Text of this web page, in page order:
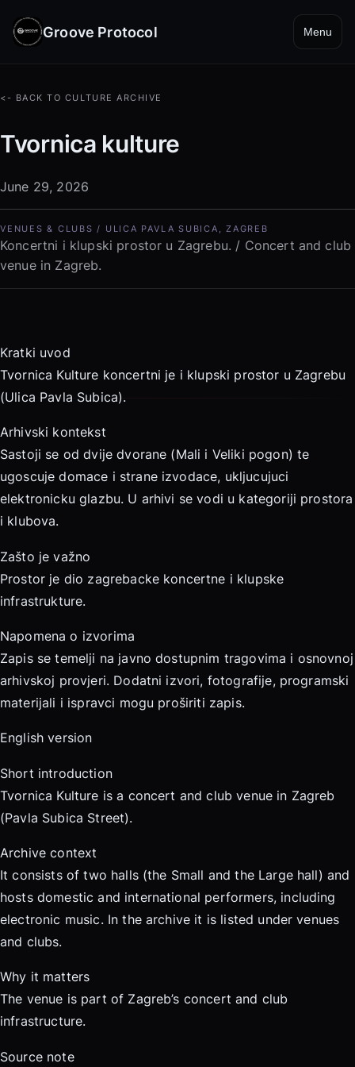
Groove Protocol Menu
<- BACK TO CULTURE ARCHIVE
Tvornica kulture
June 29, 2026
VENUES & CLUBS / ULICA PAVLA SUBICA, ZAGREB
Koncertni i klupski prostor u Zagrebu. / Concert and club
venue in Zagreb.
Kratki uvod
Tvornica Kulture koncertni je i klupski prostor u Zagrebu
(Ulica Pavla Subica).
Arhivski kontekst
Sastoji se od dvije dvorane (Mali i Veliki pogon) te
ugoscuje domace i strane izvodace, ukljucujuci
elektronicku glazbu. U arhivi se vodi u kategoriji prostora
i klubova.
Zašto je važno
Prostor je dio zagrebacke koncertne i klupske
infrastrukture.
Napomena o izvorima
Zapis se temelji na javno dostupnim tragovima i osnovnoj
arhivskoj provjeri. Dodatni izvori, fotografije, programski
materijali i ispravci mogu proširiti zapis.
English version
Short introduction
Tvornica Kulture is a concert and club venue in Zagreb
(Pavla Subica Street).
Archive context
It consists of two halls (the Small and the Large hall) and
hosts domestic and international performers, including
electronic music. In the archive it is listed under venues
and clubs.
Why it matters
The venue is part of Zagreb’s concert and club
infrastructure.
Source note